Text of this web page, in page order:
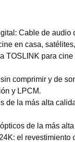
Cable de
en casa,
TOSLINK para
comprimir y de
y LPCM.
de la más alta
de la más
el